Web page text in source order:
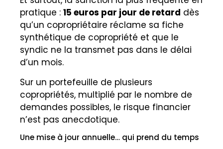
pratique : 15 euros par jour de retard dès
qu’un copropriétaire réclame sa fiche
synthétique de copropriété et que le
syndic ne la transmet pas dans le délai
d’un mois.
Sur un portefeuille de plusieurs
copropriétés, multiplié par le nombre de
demandes possibles, le risque financier
n’est pas anecdotique.
Une mise à jour annuelle… qui prend du temps